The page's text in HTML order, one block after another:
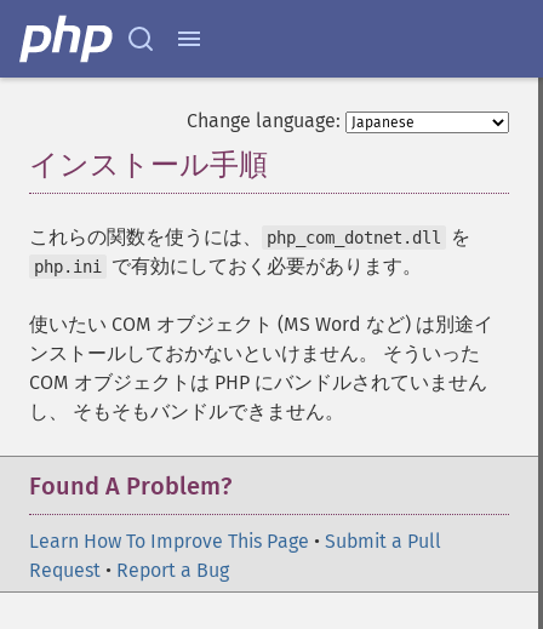
Change language:
インストール手順
これらの関数を使うには、 php_com_dotnet.dll を
php.ini で有効にしておく必要があります。
使いたい COM オブジェクト (MS Word など) は別途イ
ンストールしておかないといけません。 そういった
COM オブジェクトは PHP にバンドルされていません
し、 そもそもバンドルできません。
Found A Problem?
Learn How To Improve This Page • Submit a Pull
Request • Report a Bug